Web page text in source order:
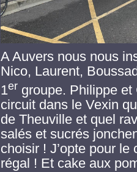
A Auvers nous nous
Nico, Laurent,
1ergroupe. Philippe et
circuit dans le Vexin
de Theuville et quel
salés et sucrés
choisir ! J’opte pour
régal ! Et cake aux